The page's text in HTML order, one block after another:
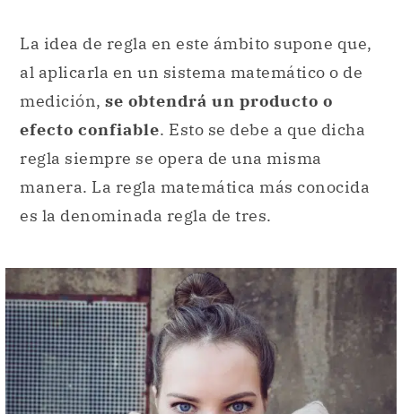
La idea de regla en este ámbito supone que,
al aplicarla en un sistema matemático o de
medición, se obtendrá un producto o
efecto confiable. Esto se debe a que dicha
regla siempre se opera de una misma
manera. La regla matemática más conocida
es la denominada regla de tres.